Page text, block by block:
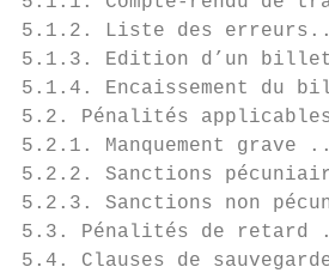
5.1.2. Liste des
5.1.3. Edition d’un
5.1.4.
5.2. Pénalités
5.2.1.
5.2.2. Sanctions
5.2.3. Sanctions
5.3. Pénalités de
5.4. Clauses de